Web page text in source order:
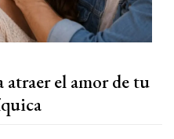
atraer el amor de tu